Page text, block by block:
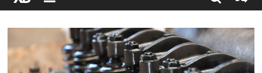
здорового питания